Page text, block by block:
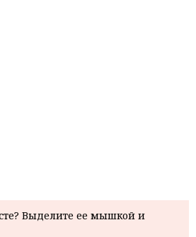
Выделите ее мышкой и